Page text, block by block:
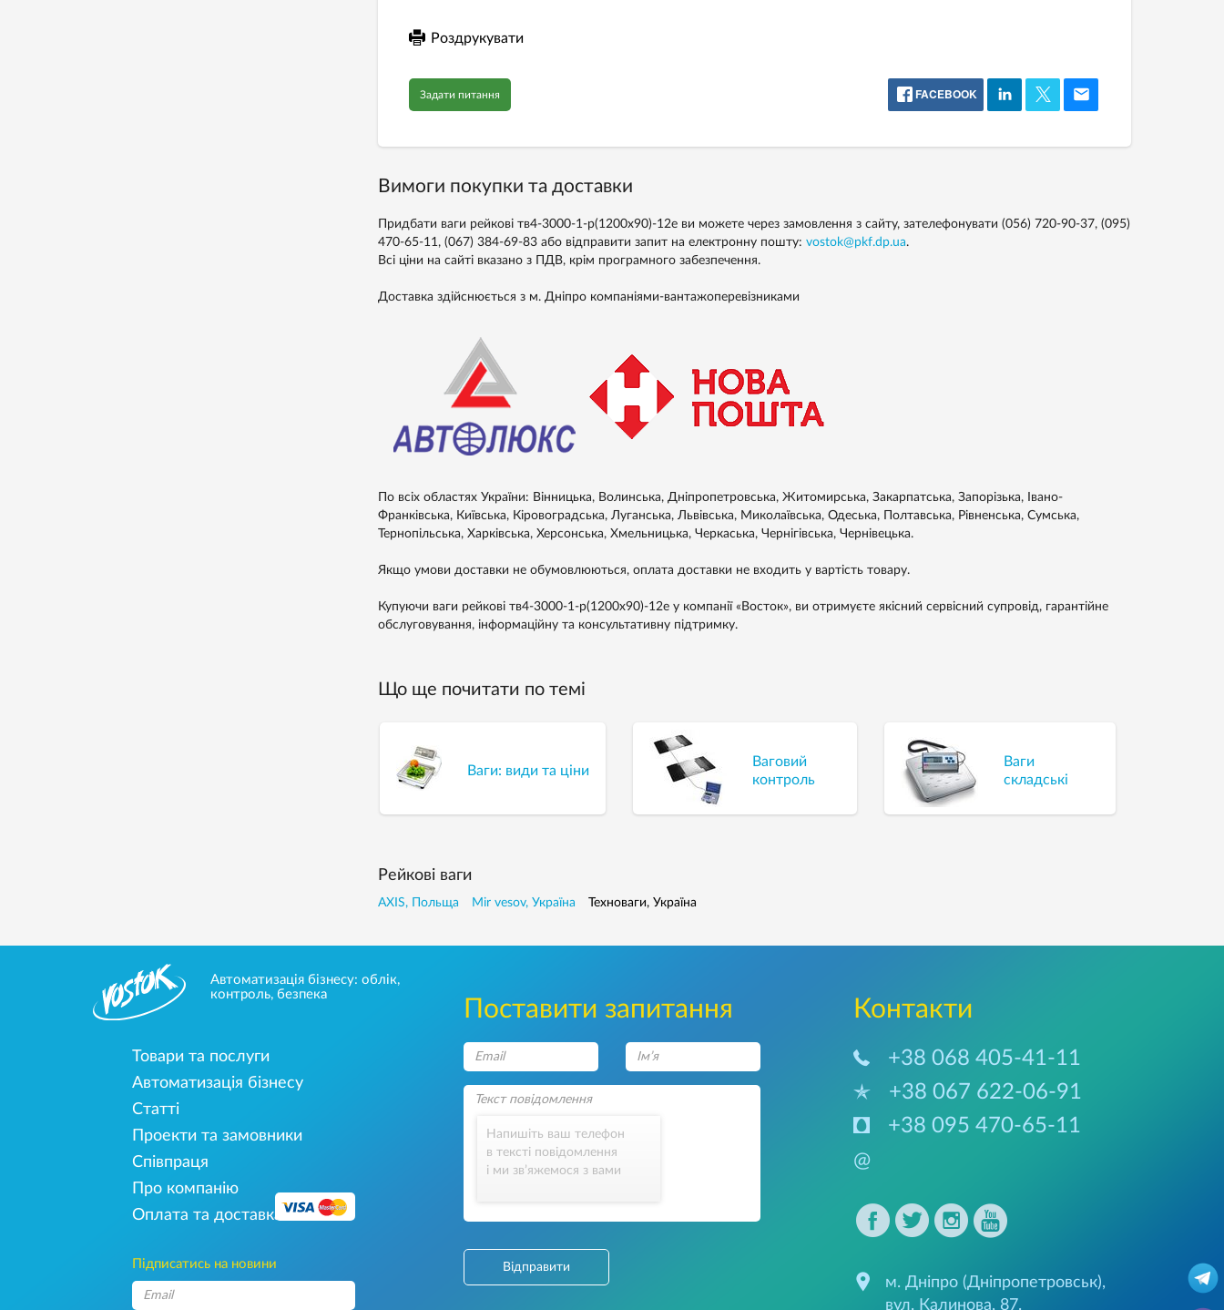
Роздрукувати
Задати питання FACEBOOK
Вимоги покупки та доставки
Придбати ваги рейкові тв4-3000-1-р(1200х90)-12е ви можете через замовлення з сайту, зателефонувати (056) 720-90-37, (095)
470-65-11, (067) 384-69-83 або відправити запит на електронну пошту: vostok@pkf.dp.ua.
Всі ціни на сайті вказано з ПДВ, крім програмного забезпечення.
Доставка здійснюється з м. Дніпро компаніями-вантажоперевізниками
По всіх областях України: Вінницька, Волинська, Дніпропетровська, Житомирська, Закарпатська, Запорізька, Івано-
Франківська, Київська, Кіровоградська, Луганська, Львівська, Миколаївська, Одеська, Полтавська, Рівненська, Сумська,
Тернопільська, Харківська, Херсонська, Хмельницька, Черкаська, Чернігівська, Чернівецька.
Якщо умови доставки не обумовлюються, оплата доставки не входить у вартість товару.
Купуючи ваги рейкові тв4-3000-1-р(1200х90)-12е у компанії «Восток», ви отримуєте якісний сервісний супровід, гарантійне
обслуговування, інформаційну та консультативну підтримку.
Що ще почитати по темі
Ваги: види та ціни
Ваговий
контроль
Ваги
складські
Рейкові ваги
AXIS, Польща Mir vesov, Україна Техноваги, Україна
Автоматизація бізнесу: облік,
контроль, безпека
Товари та послуги
Автоматизація бізнесу
Статті
Проекти та замовники
Співпраця
Про компанію
Оплата та доставка
Підписатись на новини
Поставити запитання
Напишіть ваш телефон
в тексті повідомлення
і ми зв’яжемося з вами
Відправити
Контакти
+38 068 405-41-11
+38 067 622-06-91
+38 095 470-65-11
@
м. Дніпро (Дніпропетровськ),
вул. Калинова, 87.